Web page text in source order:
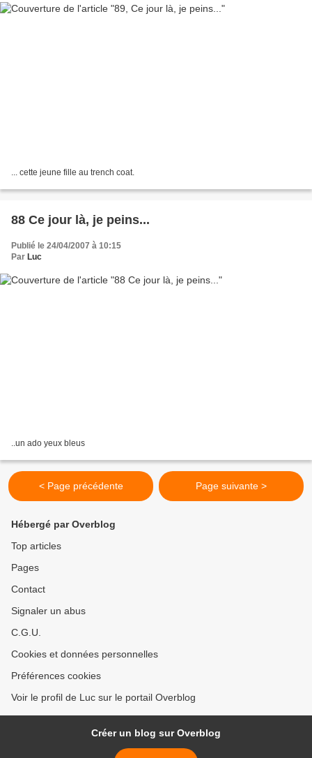
... cette jeune fille au trench coat.
88 Ce jour là, je peins...
Publié le 24/04/2007 à 10:15
Par Luc
..un ado yeux bleus
< Page précédente Page suivante >
Hébergé par Overblog
Top articles
Pages
Contact
Signaler un abus
C.G.U.
Cookies et données personnelles
Préférences cookies
Voir le profil de Luc sur le portail Overblog
Créer un blog sur Overblog